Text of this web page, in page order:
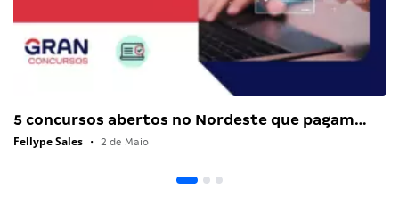
5 concursos abertos no Nordeste que pagam…
Fellype Sales • 2 de Maio